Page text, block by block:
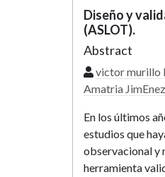
Diseño y
(ASLOT).
Abstract
victor murillo
Amatria JimEnez
En los últimos
estudios que
observacional y
herramienta